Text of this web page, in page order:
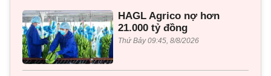
HAGL Agrico nợ hơn
21.000 tỷ đồng
Thứ Bảy 09:45, 8/8/2026